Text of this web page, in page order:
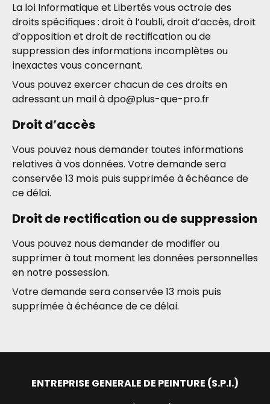
La loi Informatique et Libertés vous octroie des
droits spécifiques : droit à l’oubli, droit d’accès, droit
d’opposition et droit de rectification ou de
suppression des informations incomplètes ou
inexactes vous concernant.
Vous pouvez exercer chacun de ces droits en
adressant un mail àdpo@plus-que-pro.fr
Droit d’accès
Vous pouvez nous demander toutes informations
relatives à vos données. Votre demande sera
conservée 13 mois puis supprimée à échéance de
ce délai.
Droit de rectification ou de suppression
Vous pouvez nous demander de modifier ou
supprimer à tout moment les données personnelles
en notre possession.
Votre demande sera conservée 13 mois puis
supprimée à échéance de ce délai.
ENTREPRISE GENERALE DE PEINTURE (S.P.I.)